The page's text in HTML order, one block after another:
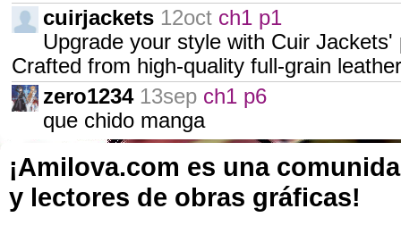
cuirjackets 12oct ch1 p1
Upgrade your style with Cuir
Crafted from high-quality full-grain
zero1234 13sep ch1 p6
que chido manga
¡Amilova.com es una
y lectores de obras gráficas!